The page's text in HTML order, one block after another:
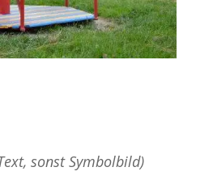
sonst Symbolbild)